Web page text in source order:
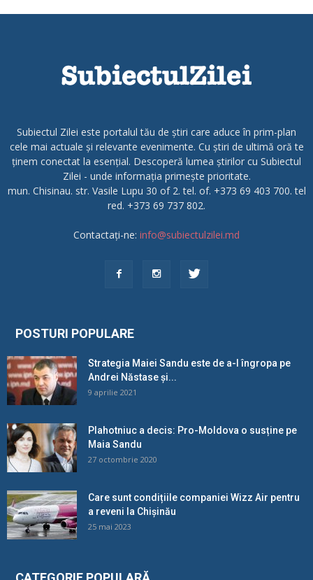
Subiectul Zilei este portalul tău de știri care aduce în prim-plan
cele mai actuale și relevante evenimente. Cu știri de ultimă oră te
ținem conectat la esențial. Descoperă lumea știrilor cu Subiectul
Zilei - unde informația primește prioritate.
mun. Chisinau. str. Vasile Lupu 30 of 2. tel. of. +373 69 403 700. tel
red. +373 69 737 802.
Contactați-ne: info@subiectulzilei.md
POSTURI POPULARE
Strategia Maiei Sandu este de a-l îngropa pe
Andrei Năstase și...
9 aprilie 2021
Plahotniuc a decis: Pro-Moldova o susține pe
Maia Sandu
27 octombrie 2020
Care sunt condițiile companiei Wizz Air pentru
a reveni la Chișinău
25 mai 2023